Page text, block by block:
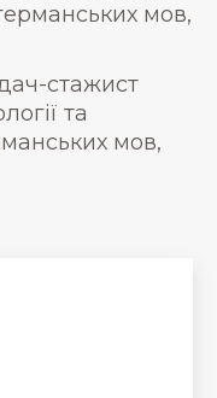
мов,
стажист
та
мов,